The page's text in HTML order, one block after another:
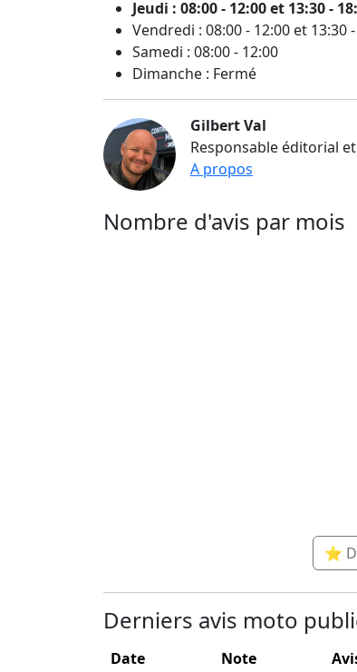
Jeudi : 08:00 - 12:00 et 13:30 -
Vendredi : 08:00 - 12:00 et 13:30
Samedi : 08:00 - 12:00
Dimanche : Fermé
Gilbert Val
Responsable éditorial
A propos
Nombre d'avis par mois
⭐
Derniers avis moto
Date Note